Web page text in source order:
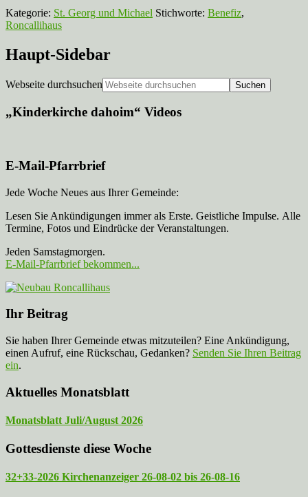
Kategorie: St. Georg und Michael Stichworte: Benefiz,
Roncallihaus
Haupt-Sidebar
Webseite durchsuchen
„Kinderkirche dahoim“ Videos
E-Mail-Pfarrbrief
Jede Woche Neues aus Ihrer Gemeinde:
Lesen Sie Ankündigungen immer als Erste. Geistliche Impulse. Alle
Termine, Fotos und Eindrücke der Veranstaltungen.
Jeden Samstagmorgen.
E-Mail-Pfarrbrief bekommen...
Ihr Beitrag
Sie haben Ihrer Gemeinde etwas mitzuteilen? Eine Ankündigung,
einen Aufruf, eine Rückschau, Gedanken? Senden Sie Ihren Beitrag
ein.
Aktuelles Monatsblatt
Monatsblatt Juli/August 2026
Gottesdienste diese Woche
32+33-2026 Kirchenanzeiger 26-08-02 bis 26-08-16